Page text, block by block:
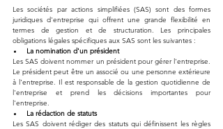
Les sociétés par actions simplifiées (SAS) sont des formes
juridiques d'entreprise qui offrent une grande flexibilité en
termes de gestion et de structuration. Les principales
obligations légales spécifiques aux SAS sont les suivantes :
La nomination d'un président
Les SAS doivent nommer un président pour gérer l'entreprise.
Le président peut être un associé ou une personne extérieure
à l'entreprise. Il est responsable de la gestion quotidienne de
l'entreprise et prend les décisions importantes pour
l'entreprise.
La rédaction de statuts
Les SAS doivent rédiger des statuts qui définissent les règles